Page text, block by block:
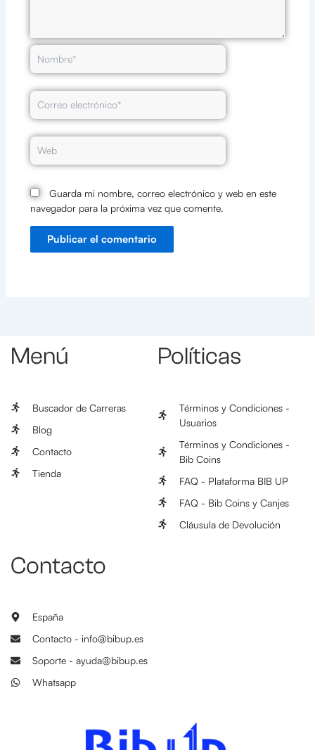
Nombre*
Correo
electrónico*
Web
Guarda mi nombre, correo electrónico y web en este
navegador para la próxima vez que comente.
Menú
Buscador de Carreras
Blog
Contacto
Tienda
Políticas
Términos y Condiciones -
Usuarios
Términos y Condiciones -
Bib Coins
FAQ - Plataforma BIB UP
FAQ - Bib Coins y Canjes
Cláusula de Devolución
Contacto
España
Contacto - info@bibup.es
Soporte - ayuda@bibup.es
Whatsapp